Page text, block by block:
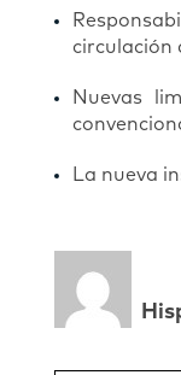
circulación
Nuevas
La nueva